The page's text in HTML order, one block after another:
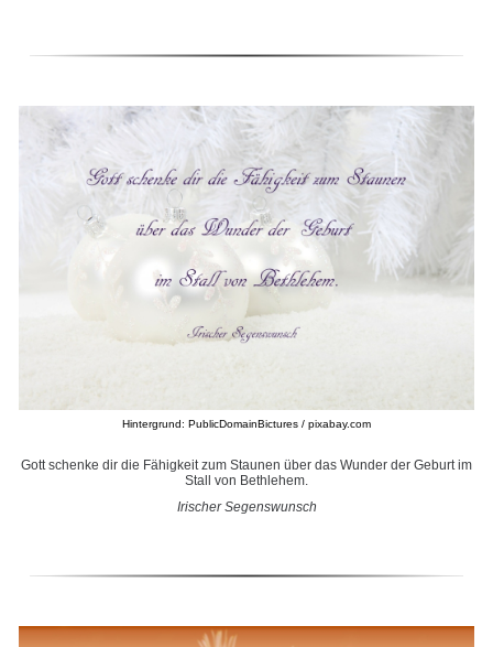
Hintergrund: PublicDomainBictures / pixabay.com
Gott schenke dir die Fähigkeit zum Staunen über das Wunder der Geburt im
Stall von Bethlehem.
Irischer Segenswunsch